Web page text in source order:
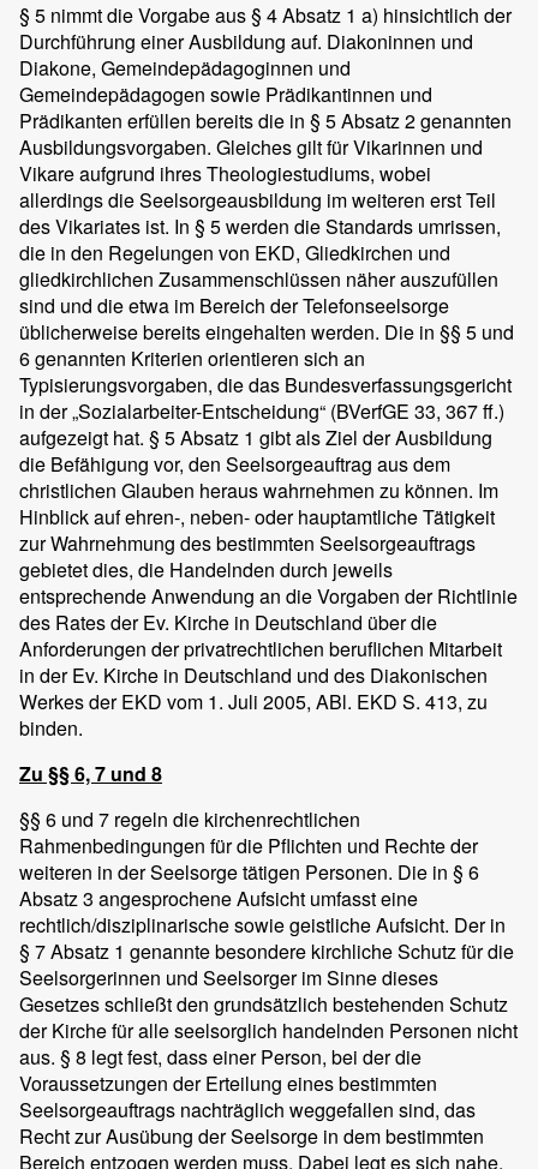
§ 5 nimmt die Vorgabe aus § 4 Absatz 1 a) hinsichtlich der
Durchführung einer Ausbildung auf. Diakoninnen und
Diakone, Gemeindepädagoginnen und
Gemeindepädagogen sowie Prädikantinnen und
Prädikanten erfüllen bereits die in § 5 Absatz 2 genannten
Ausbildungsvorgaben. Gleiches gilt für Vikarinnen und
Vikare aufgrund ihres Theologiestudiums, wobei
allerdings die Seelsorgeausbildung im weiteren erst Teil
des Vikariates ist. In § 5 werden die Standards umrissen,
die in den Regelungen von EKD, Gliedkirchen und
gliedkirchlichen Zusammenschlüssen näher auszufüllen
sind und die etwa im Bereich der Telefonseelsorge
üblicherweise bereits eingehalten werden. Die in §§ 5 und
6 genannten Kriterien orientieren sich an
Typisierungsvorgaben, die das Bundesverfassungsgericht
in der „Sozialarbeiter-Entscheidung“ (BVerfGE 33, 367 ff.)
aufgezeigt hat. § 5 Absatz 1 gibt als Ziel der Ausbildung
die Befähigung vor, den Seelsorgeauftrag aus dem
christlichen Glauben heraus wahrnehmen zu können. Im
Hinblick auf ehren-, neben- oder hauptamtliche Tätigkeit
zur Wahrnehmung des bestimmten Seelsorgeauftrags
gebietet dies, die Handelnden durch jeweils
entsprechende Anwendung an die Vorgaben der Richtlinie
des Rates der Ev. Kirche in Deutschland über die
Anforderungen der privatrechtlichen beruflichen Mitarbeit
in der Ev. Kirche in Deutschland und des Diakonischen
Werkes der EKD vom 1. Juli 2005, ABl. EKD S. 413, zu
binden.
Zu §§ 6, 7 und 8
§§ 6 und 7 regeln die kirchenrechtlichen
Rahmenbedingungen für die Pflichten und Rechte der
weiteren in der Seelsorge tätigen Personen. Die in § 6
Absatz 3 angesprochene Aufsicht umfasst eine
rechtlich/disziplinarische sowie geistliche Aufsicht. Der in
§ 7 Absatz 1 genannte besondere kirchliche Schutz für die
Seelsorgerinnen und Seelsorger im Sinne dieses
Gesetzes schließt den grundsätzlich bestehenden Schutz
der Kirche für alle seelsorglich handelnden Personen nicht
aus. § 8 legt fest, dass einer Person, bei der die
Voraussetzungen der Erteilung eines bestimmten
Seelsorgeauftrags nachträglich weggefallen sind, das
Recht zur Ausübung der Seelsorge in dem bestimmten
Bereich entzogen werden muss. Dabei legt es sich nahe,